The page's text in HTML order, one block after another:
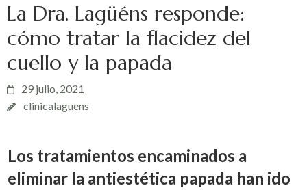
La Dra. Lagüéns responde:
cómo tratar la flacidez del
cuello y la papada
29 julio, 2021
clinicalaguens
Los tratamientos encaminados a
eliminar la antiestética papada han ido